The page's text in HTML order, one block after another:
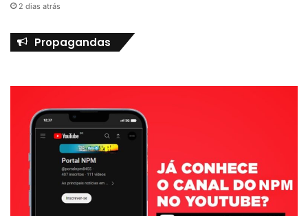
2 dias atrás
Propagandas